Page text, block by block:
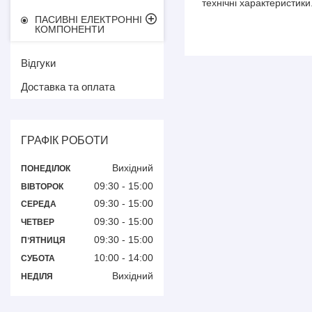
технічні
ПАСИВНІ ЕЛЕКТРОННІ
КОМПОНЕНТИ
Відгуки
Доставка та оплата
ГРАФІК РОБОТИ
ПОНЕДІЛОК Вихідний
ВІВТОРОК 09:30 15:00
СЕРЕДА 09:30 15:00
ЧЕТВЕР 09:30 15:00
ПʼЯТНИЦЯ 09:30 15:00
СУБОТА 10:00 14:00
НЕДІЛЯ Вихідний